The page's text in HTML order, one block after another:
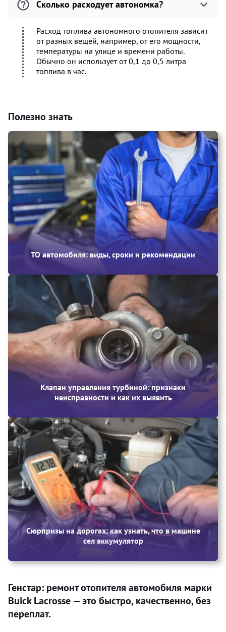
Сколько расходует автономка?
Расход топлива автономного отопителя зависит
от разных вещей, например, от его мощности,
температуры на улице и времени работы.
Обычно он использует от 0,1 до 0,5 литра
топлива в час.
Полезно знать
ТО автомобиля: виды, сроки и рекомендации
Клапан управления турбиной: признаки
неисправности и как их выявить
Сюрпризы на дорогах: как узнать, что в машине
сел аккумулятор
Генстар: ремонт отопителя автомобиля марки
Buick Lacrosse — это быстро, качественно, без
переплат.